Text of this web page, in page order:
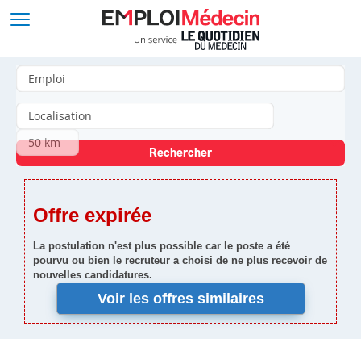
Offre expirée
La postulation n'est plus possible car le poste a été
pourvu ou bien le recruteur a choisi de ne plus recevoir de
nouvelles candidatures.
Voir les offres similaires